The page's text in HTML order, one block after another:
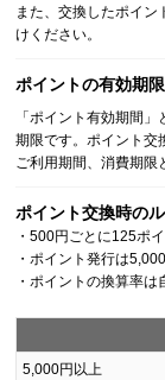
また、交換したポイン
けください。
ポイントの有効期限
「ポイント有効期間
期限です。ポイント交
ご利用期間、消費期限
ポイント交換時の
・500円ごとに125ポ
・ポイント発行は
・ポイントの換算率は
5,000円以上